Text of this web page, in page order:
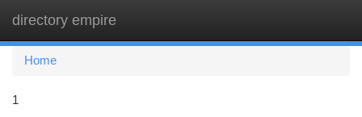
directory empire
Home
1